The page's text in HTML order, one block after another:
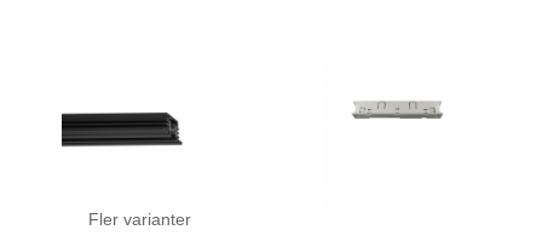
Fler varianter